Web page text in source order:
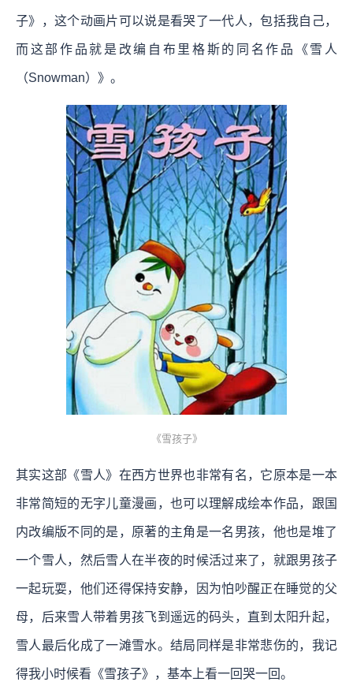
子》，这个动画片可以说是看哭了一代人，包括我自己，
而这部作品就是改编自布里格斯的同名作品《雪人
（Snowman）》。
《雪孩子》
其实这部《雪人》在西方世界也非常有名，它原本是一本
非常简短的无字儿童漫画，也可以理解成绘本作品，跟国
内改编版不同的是，原著的主角是一名男孩，他也是堆了
一个雪人，然后雪人在半夜的时候活过来了，就跟男孩子
一起玩耍，他们还得保持安静，因为怕吵醒正在睡觉的父
母，后来雪人带着男孩飞到遥远的码头，直到太阳升起，
雪人最后化成了一滩雪水。结局同样是非常悲伤的，我记
得我小时候看《雪孩子》，基本上看一回哭一回。